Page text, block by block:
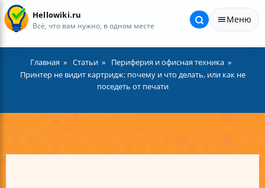
Hellowiki.ru
Всё, что вам нужно, в одном месте
Меню
Главная Статьи
Периферия и офисная техника
Принтер не видит картридж: почему и что делать, или как не
поседеть от печати